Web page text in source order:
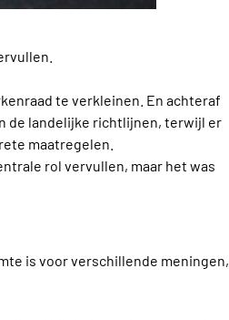
te verkleinen. En achteraf
de landelijke richtlijnen, terwijl er
maatregelen.
rol vervullen, maar het was
is voor verschillende meningen,